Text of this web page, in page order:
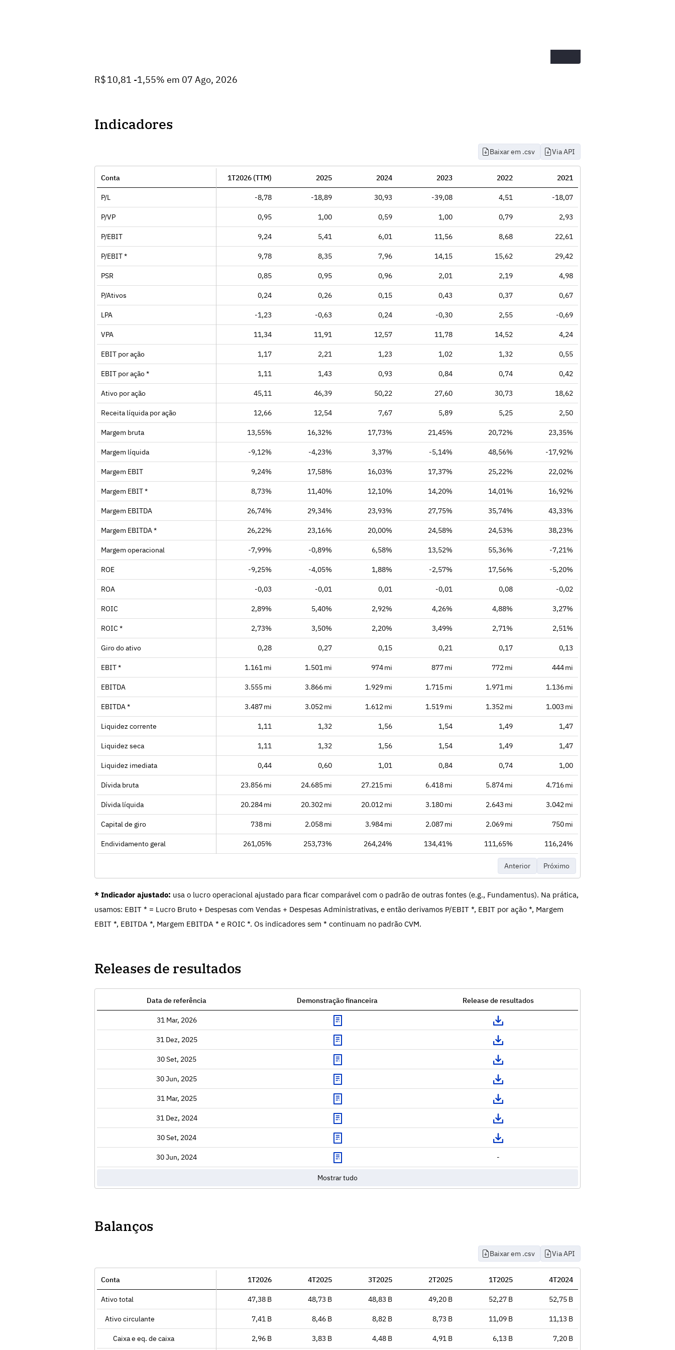
R$ 10,81 -1,55% em 07 Ago, 2026
Indicadores
Baixar em .csv Via API
Conta 1T2026 (TTM) 2025 2024 2023 2022 2021
P/L -8,78 -18,89 30,93 -39,08 4,51 -18,07
P/VP 0,95 1,00 0,59 1,00 0,79 2,93
P/EBIT 9,24 5,41 6,01 11,56 8,68 22,61
P/EBIT * 9,78 8,35 7,96 14,15 15,62 29,42
PSR 0,85 0,95 0,96 2,01 2,19 4,98
P/Ativos 0,24 0,26 0,15 0,43 0,37 0,67
LPA -1,23 -0,63 0,24 -0,30 2,55 -0,69
VPA 11,34 11,91 12,57 11,78 14,52 4,24
EBIT por ação 1,17 2,21 1,23 1,02 1,32 0,55
EBIT por ação * 1,11 1,43 0,93 0,84 0,74 0,42
Ativo por ação 45,11 46,39 50,22 27,60 30,73 18,62
Receita líquida por ação 12,66 12,54 7,67 5,89 5,25 2,50
Margem bruta 13,55% 16,32% 17,73% 21,45% 20,72% 23,35%
Margem líquida -9,12% -4,23% 3,37% -5,14% 48,56% -17,92%
Margem EBIT 9,24% 17,58% 16,03% 17,37% 25,22% 22,02%
Margem EBIT * 8,73% 11,40% 12,10% 14,20% 14,01% 16,92%
Margem EBITDA 26,74% 29,34% 23,93% 27,75% 35,74% 43,33%
Margem EBITDA * 26,22% 23,16% 20,00% 24,58% 24,53% 38,23%
Margem operacional -7,99% -0,89% 6,58% 13,52% 55,36% -7,21%
ROE -9,25% -4,05% 1,88% -2,57% 17,56% -5,20%
ROA -0,03 -0,01 0,01 -0,01 0,08 -0,02
ROIC 2,89% 5,40% 2,92% 4,26% 4,88% 3,27%
ROIC * 2,73% 3,50% 2,20% 3,49% 2,71% 2,51%
Giro do ativo 0,28 0,27 0,15 0,21 0,17 0,13
EBIT * 1.161 mi 1.501 mi 974 mi 877 mi 772 mi 444 mi
EBITDA 3.555 mi 3.866 mi 1.929 mi 1.715 mi 1.971 mi 1.136 mi
EBITDA * 3.487 mi 3.052 mi 1.612 mi 1.519 mi 1.352 mi 1.003 mi
Liquidez corrente 1,11 1,32 1,56 1,54 1,49 1,47
Liquidez seca 1,11 1,32 1,56 1,54 1,49 1,47
Liquidez imediata 0,44 0,60 1,01 0,84 0,74 1,00
Dívida bruta 23.856 mi 24.685 mi 27.215 mi 6.418 mi 5.874 mi 4.716 mi
Dívida líquida 20.284 mi 20.302 mi 20.012 mi 3.180 mi 2.643 mi 3.042 mi
Capital de giro 738 mi 2.058 mi 3.984 mi 2.087 mi 2.069 mi 750 mi
Endividamento geral 261,05% 253,73% 264,24% 134,41% 111,65% 116,24%
Anterior Próximo
* Indicador ajustado: usa o lucro operacional ajustado para ficar comparável com o padrão de outras fontes (e.g., Fundamentus). Na prática,
usamos: EBIT * = Lucro Bruto + Despesas com Vendas + Despesas Administrativas, e então derivamos P/EBIT *, EBIT por ação *, Margem
EBIT *, EBITDA *, Margem EBITDA * e ROIC *. Os indicadores sem * continuam no padrão CVM.
Releases de resultados
Data de referência Demonstração financeira Release de resultados
31 Mar, 2026
31 Dez, 2025
30 Set, 2025
30 Jun, 2025
31 Mar, 2025
31 Dez, 2024
30 Set, 2024
30 Jun, 2024 -
Mostrar tudo
Balanços
Baixar em .csv Via API
Conta 1T2026 4T2025 3T2025 2T2025 1T2025 4T2024
Ativo total 47,38 B 48,73 B 48,83 B 49,20 B 52,27 B 52,75 B
Ativo circulante 7,41 B 8,46 B 8,82 B 8,73 B 11,09 B 11,13 B
Caixa e eq. de caixa 2,96 B 3,83 B 4,48 B 4,91 B 6,13 B 7,20 B